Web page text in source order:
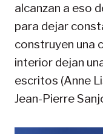
alcanzan a eso
para dejar
construyen una
interior dejan
escritos (Anne
Jean-Pierre